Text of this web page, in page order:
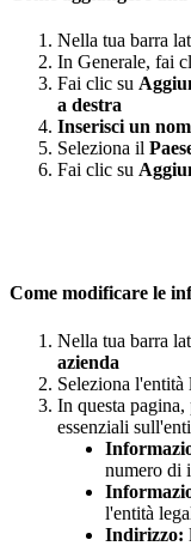
Nella tua barra
In Generale, fai
Fai clic su
a destra
Inserisci un
Seleziona il
Fai clic su
Come modificare le
Nella tua barra
azienda
Seleziona l'entità
In questa pagina,
essenziali sull'
numero di
l'entità
Indirizzo: l